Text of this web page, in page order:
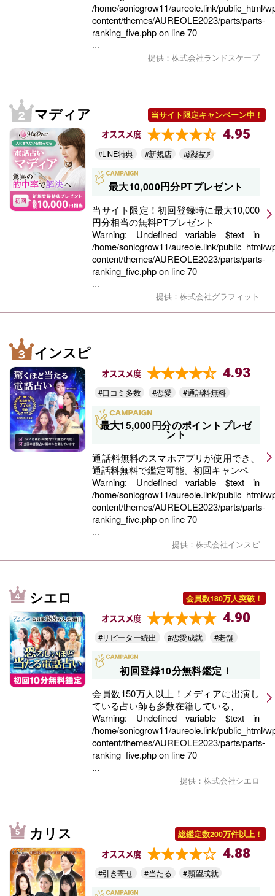
/home/sonicgrow11/aureole.link/public_html/
content/themes/AUREOLE2023/parts/parts-
ranking_five.phpon line70
...
提供：株式会社ランドスケープ
マディア 当サイト限定キャンペーン中！
オススメ度 4.95
#LINE特典 #新規店 #縁結び
最大10,000円分PTプレゼント
当サイト限定！初回登録時に最大10,000
円分相当の無料PTプレゼント
Warning: Undefined variable $text in
/home/sonicgrow11/aureole.link/public_html/
content/themes/AUREOLE2023/parts/parts-
ranking_five.phpon line70
...
提供：株式会社グラフィット
インスピ
オススメ度 4.93
#口コミ多数 #恋愛 #通話料無料
最大15,000円分のポイントプレゼ
ント
通話料無料のスマホアプリが使用でき、
通話料無料で鑑定可能。初回キャンペ
Warning: Undefined variable $text in
/home/sonicgrow11/aureole.link/public_html/
content/themes/AUREOLE2023/parts/parts-
ranking_five.phpon line70
...
提供：株式会社インスピ
シエロ 会員数180万人突破！
オススメ度 4.90
#リピーター続出 #恋愛成就 #老舗
初回登録10分無料鑑定！
会員数150万人以上！メディアに出演し
ている占い師も多数在籍している、
Warning: Undefined variable $text in
/home/sonicgrow11/aureole.link/public_html/
content/themes/AUREOLE2023/parts/parts-
ranking_five.phpon line70
...
提供：株式会社シエロ
カリス 総鑑定数200万件以上！
オススメ度 4.88
#引き寄せ #当たる #願望成就